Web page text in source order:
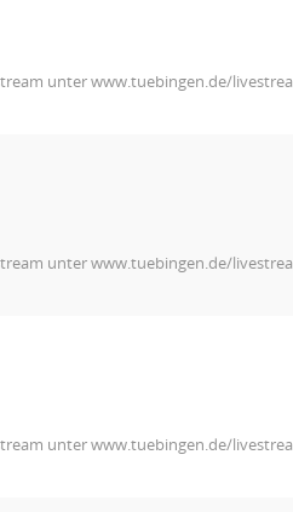
unter www.tuebingen.de/
unter www.tuebingen.de/
unter www.tuebingen.de/